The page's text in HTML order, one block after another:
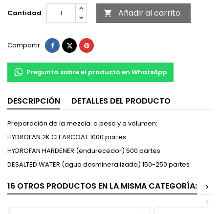
Cantidad
 Añadir al carrito
Compartir Compartir
TuitearPinterest
Pregunta sobre el producto en WhatsApp
DESCRIPCIÓN DETALLES DEL PRODUCTO
Preparación de la mezcla: a peso y a volumen:
HYDROFAN 2K CLEARCOAT 1000 partes
HYDROFAN HARDENER (endurecedor) 500 partes
DESALTED WATER (agua desmineralizada) 150-250 partes
16 OTROS PRODUCTOS EN LA MISMA CATEGORÍA:
>
<